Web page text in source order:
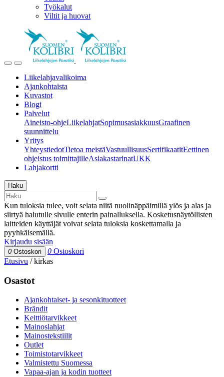
Työkalut
Viltit ja huovat
Liikelahjavalikoima
Ajankohtaista
Kuvastot
Blogi
Palvelut
Aineisto-ohjeLiikelahjatSopimusasiakkuusGraafinen
suunnittelu
Yritys
YhteystiedotTietoa meistäVastuullisuusSertifikaatitEettinen
ohjeistus toimittajilleAsiakastarinatUKK
Lahjakortti
Haku
Kun tuloksia tulee, voit selata niitä nuolinäppäimillä ylös ja alas ja
siirtyä halutulle sivulle enterin painalluksella. Kosketusnäytöllisten
laitteiden käyttäjät voivat selata tuloksia koskettamalla ja
pyyhkäisemällä.
Kirjaudu sisään
0 Ostoskori 0 Ostoskori
Etusivu /kirkas
Osastot
Ajankohtaiset- ja sesonkituotteet
Brändit
Keittiötarvikkeet
Mainoslahjat
Mainostekstiilit
Outlet
Toimistotarvikkeet
Valmistettu Suomessa
Vapaa-ajan ja kodin tuotteet